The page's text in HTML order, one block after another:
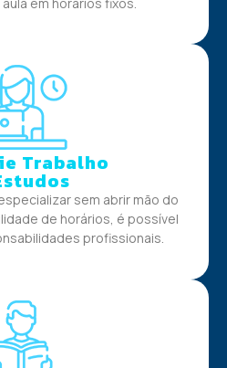
Trabalho
sem abrir mão do
de horários, é possível
profissionais.